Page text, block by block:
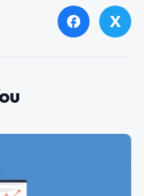
facebook X